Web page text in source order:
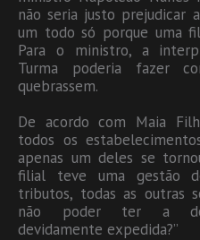
não seria justo prejudicar
um todo só porque uma
Para o ministro, a
Turma poderia fazer
quebrassem.
De acordo com Maia
todos os
apenas um deles se
filial teve uma gestão
tributos, todas as outras
não poder ter a
devidamente expedida?”